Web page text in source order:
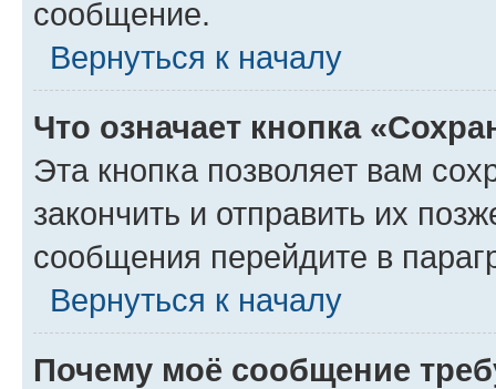
сообщение.
Вернуться к началу
Что означает кнопка
Эта кнопка позволяет вам
закончить и отправить их
сообщения перейдите в
Вернуться к началу
Почему моё сообщение